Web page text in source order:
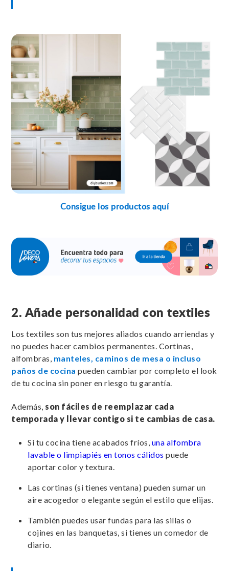
Consigue los productos aquí
2. Añade personalidad con textiles
Los textiles son tus mejores aliados cuando arriendas y
no puedes hacer cambios permanentes. Cortinas,
alfombras, manteles, caminos de mesa o incluso
paños de cocina pueden cambiar por completo el look
de tu cocina sin poner en riesgo tu garantía.
Además, son fáciles de reemplazar cada
temporada y llevar contigo si te cambias de casa.
Si tu cocina tiene acabados fríos, una alfombra
lavable o limpiapiés en tonos cálidospuede
aportar color y textura.
Las cortinas (si tienes ventana) pueden sumar un
aire acogedor o elegante según el estilo que elijas.
También puedes usar fundas para las sillas o
cojines en las banquetas, si tienes un comedor de
diario.